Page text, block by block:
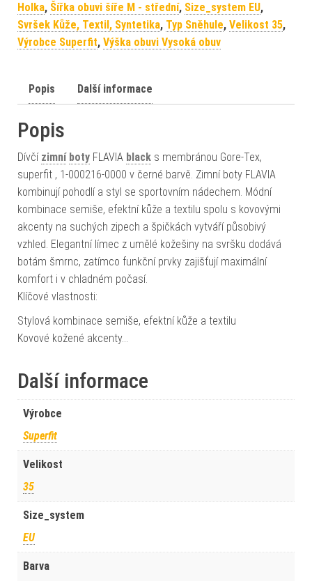
Holka, Šířka obuvi šíře M - střední, Size_system EU,
Svršek Kůže, Textil, Syntetika, Typ Sněhule, Velikost 35,
Výrobce Superfit, Výška obuvi Vysoká obuv
Popis Další informace
Popis
Dívčí zimní boty FLAVIA black s membránou Gore-Tex,
superfit , 1-000216-0000 v černé barvě. Zimní boty FLAVIA
kombinují pohodlí a styl se sportovním nádechem. Módní
kombinace semiše, efektní kůže a textilu spolu s kovovými
akcenty na suchých zipech a špičkách vytváří působivý
vzhled. Elegantní límec z umělé kožešiny na svršku dodává
botám šmrnc, zatímco funkční prvky zajišťují maximální
komfort i v chladném počasí.
Klíčové vlastnosti:
Stylová kombinace semiše, efektní kůže a textilu
Kovové kožené akcenty…
Další informace
Výrobce
Superfit
Velikost
35
Size_system
EU
Barva